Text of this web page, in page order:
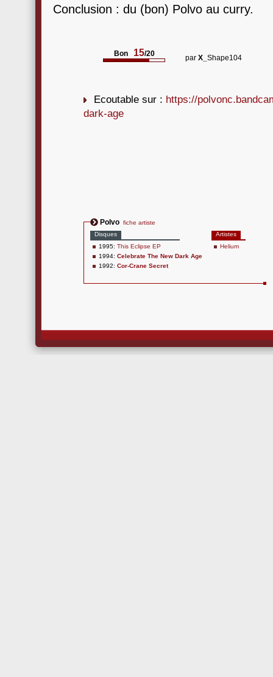
Conclusion : du (bon) Polvo au curry.
Bon 15/20 par X_ Shape104
Ecoutable sur : https://
dark-age
Polvo fiche artiste
Disques
1995: This Eclipse EP
1994: Celebrate The New Dark Age
1992: Cor-Crane Secret
Artistes
Helium